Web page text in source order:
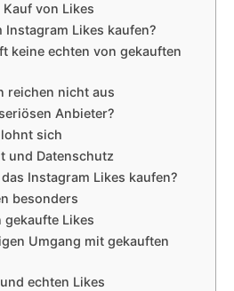
von Likes
Instagram Likes kaufen?
keine echten von gekauften
reichen nicht aus
Anbieter?
sich
und Datenschutz
Instagram Likes kaufen?
besonders
Likes
Umgang mit gekauften
echten Likes